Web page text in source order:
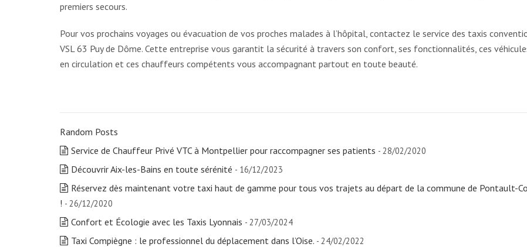
premiers secours.
Pour vos prochains voyages ou évacuation de vos proches malades à l’hôpital, contactez le service des taxis
VSL 63 Puy de Dôme. Cette entreprise vous garantit la sécurité à travers son confort, ses fonctionnalités, ces
en circulation et ces chauffeurs compétents vous accompagnant partout en toute beauté.
Random Posts
Service de Chauffeur Privé VTC à Montpellier pour raccompagner ses patients - 28/02/2020
Découvrir Aix-les-Bains en toute sérénité - 16/12/2023
Réservez dès maintenant votre taxi haut de gamme pour tous vos trajets au départ de la commune de Pontault-
! - 26/12/2020
Confort et Écologie avec les Taxis Lyonnais - 27/03/2024
Taxi Compiègne : le professionnel du déplacement dans l’Oise. - 24/02/2022